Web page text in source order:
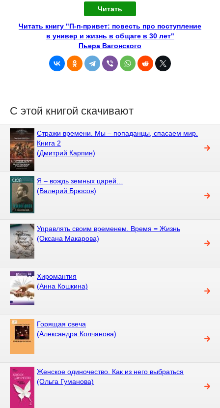
Читать
Читать книгу "П-п-привет: повесть про поступление
в универ и жизнь в общаге в 30 лет"
Пьера Вагонского
С этой книгой скачивают
Стражи времени. Мы – попаданцы, спасаем мир.
Книга 2
(Дмитрий Карпин)
Я – вождь земных царей…
(Валерий Брюсов)
Управлять своим временем. Время = Жизнь
(Оксана Макарова)
Хиромантия
(Анна Кошкина)
Горящая свеча
(Александра Колчанова)
Женское одиночество. Как из него выбраться
(Ольга Гуманова)